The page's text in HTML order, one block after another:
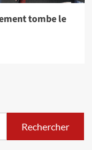
tombe le
Rechercher